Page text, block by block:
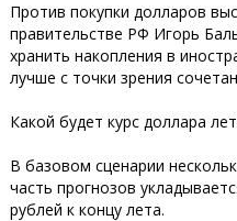
Против покупки долларов
правительстве РФ Игорь
хранить накопления в
лучше с точки зрения
Какой будет курс доллара
В базовом сценарии
часть прогнозов
рублей к концу лета.